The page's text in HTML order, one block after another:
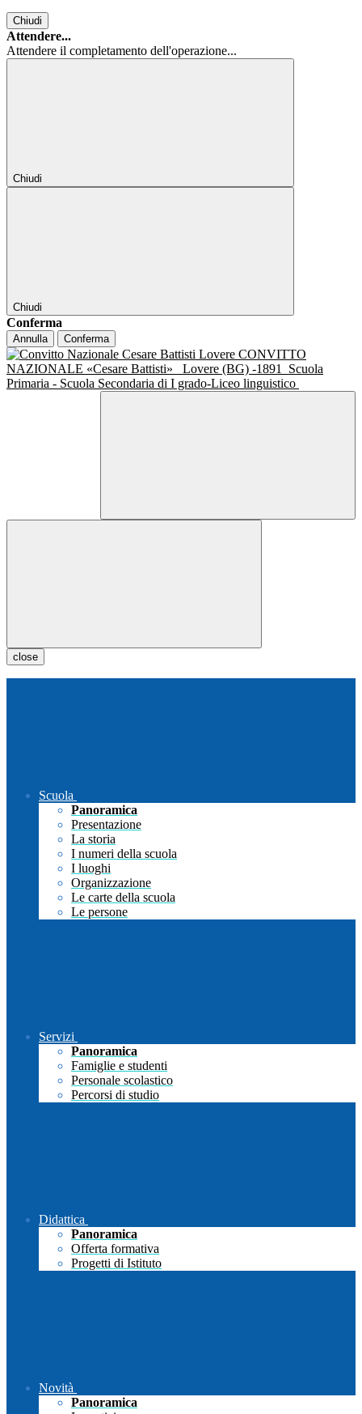
Chiudi
Attendere...
Attendere il completamento dell'operazione...
Chiudi
Chiudi
Conferma
Annulla Conferma
CONVITTO
NAZIONALE «Cesare Battisti»
Lovere (BG) -1891
Scuola
Primaria - Scuola Secondaria di I grado-Liceo linguistico
close
Scuola
Panoramica
Presentazione
La storia
I numeri della scuola
I luoghi
Organizzazione
Le carte della scuola
Le persone
Servizi
Panoramica
Famiglie e studenti
Personale scolastico
Percorsi di studio
Didattica
Panoramica
Offerta formativa
Progetti di Istituto
Novità
Panoramica